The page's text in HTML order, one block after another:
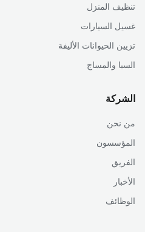
تنظيف المنزل
غسيل السيارات
تزيين الحيوانات الأليفة
السبا والمساج
الشركة
من نحن
المؤسسون
الفريق
الأخبار
الوظائف